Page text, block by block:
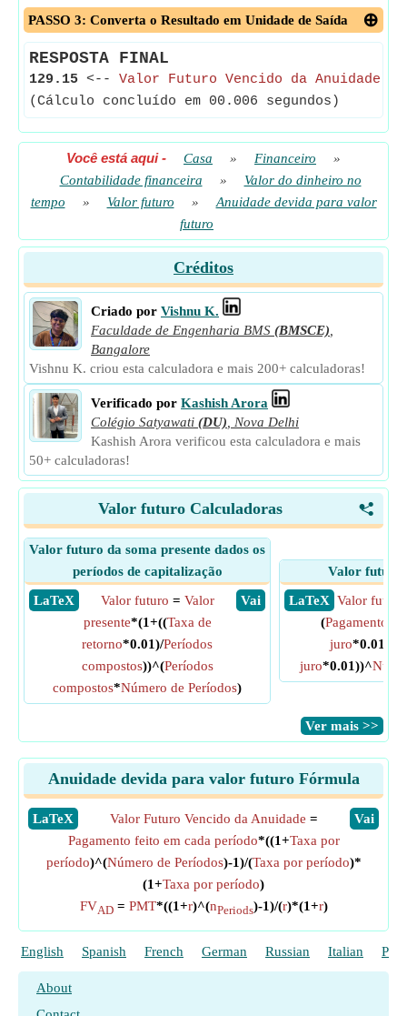
PASSO 3: Converta o Resultado em Unidade de Saída
RESPOSTA FINAL
129.15 <-- Valor Futuro Vencido da Anuidade
(Cálculo concluído em 00.006 segundos)
Você está aqui- Casa » Financeiro
»
Contabilidade financeira
»
Valor do dinheiro no
tempo
» Valor futuro »
Anuidade devida para valor
futuro
Créditos
Criado por Vishnu K.
Faculdade de Engenharia BMS (BMSCE)
Bangalore
Vishnu K. criou esta calculadora e mais 200+ calculadoras!
Verificado por Kashish Arora
Colégio Satyawati (DU)
Nova Delhi
Kashish Arora verificou esta calculadora e mais
50+ calculadoras!
<
Valor futuro Calculadoras
Valor futuro da soma presente dados os
períodos de capitalização
​ LaTeX
​ Vai
Valor futuro = Valor
presente*(1+((Taxa de
retorno*0.01)/Períodos
compostos))^(Períodos
compostos*Número de Períodos)
Valor futuro
​ LaTeX Valor futuro
(Pagamento
juro
juro*0.01))^
​Ver mais >>
Anuidade devida para valor futuro Fórmula
​LaTeX ​Vai
Valor Futuro Vencido da Anuidade =
Pagamento feito em cada período*((1+Taxa por
período)^(Número de Períodos)-1)/(Taxa por período)*
(1+Taxa por período)
FVAD= PMT*((1+r)^(nPeriods)-1)/(r)*(1+r)
English Spanish French German Russian Italian
About